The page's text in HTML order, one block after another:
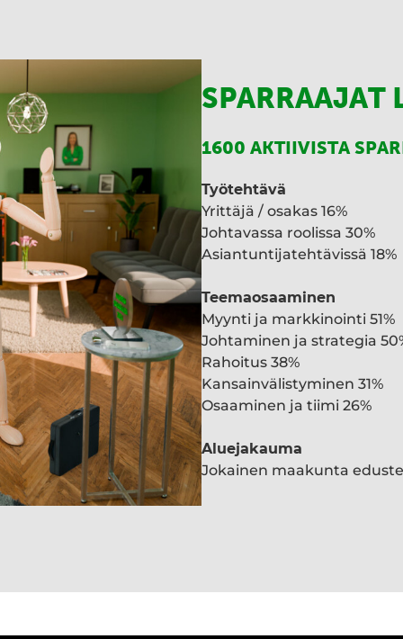
SPARRAAJAT
1600 AKTIIVISTA
Työtehtävä
Yrittäjä / osakas 16%
Johtavassa roolissa 30%
Asiantuntijatehtävissä 18%
Teemaosaaminen
Myynti ja markkinointi 51%
Johtaminen ja strategia
Rahoitus 38%
Kansainvälistyminen 31%
Osaaminen ja tiimi 26%
Aluejakauma
Jokainen maakunta